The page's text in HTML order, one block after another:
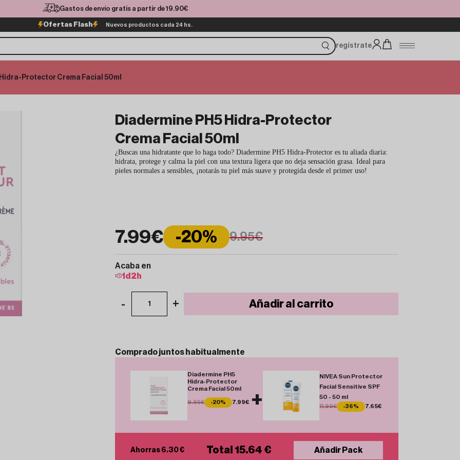
Gastos de envío gratis a partir de 19.90€
Ofertas Flash Nuevos productos cada 24 hs.
regístrate
Protector Crema Facial 50ml
Diadermine PH5 Hidra-Protector
Crema Facial 50ml
¿Buscas una hidratante que lo haga todo? Diadermine PH5 Hidra-Protector es tu aliada diaria:
hidrata, protege y calma la piel con una textura ligera que no deja sensación grasa. Ideal para
pieles normales a sensibles, ¡notarás tu piel más suave y protegida desde el primer uso!
7.99€ -20% 9.95€
Acaba en
1 d 2 h
- 1 + Añadir al carrito
Compradojuntos habitualmente
Diadermine PH5
Hidra-Protector
Crema Facial 50ml
9.95€ -20% 7.99€ +
NIVEA Sun Protector
Facial Sensitive SPF
50 - 50 ml
11.99€ -36% 7.65€
Ahorras 6.30 € Total 15.64 € Añadir Pack